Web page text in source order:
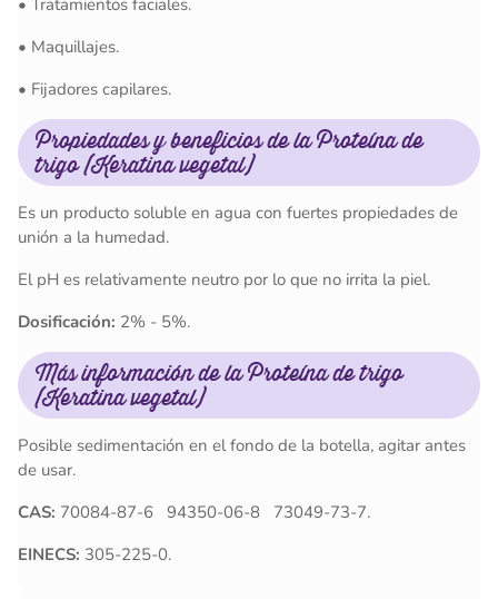
• Tratamientos faciales.
• Maquillajes.
• Fijadores capilares.
Propiedades y beneficios de la Proteína de
trigo (Keratina vegetal)
Es un producto soluble en agua con fuertes propiedades de
unión a la humedad.
El pH es relativamente neutro por lo que no irrita la piel.
Dosificación: 2% - 5%.
Más información de la Proteína de trigo
(Keratina vegetal)
Posible sedimentación en el fondo de la botella, agitar antes
de usar.
CAS: 70084-87-6 94350-06-8 73049-73-7.
EINECS: 305-225-0.